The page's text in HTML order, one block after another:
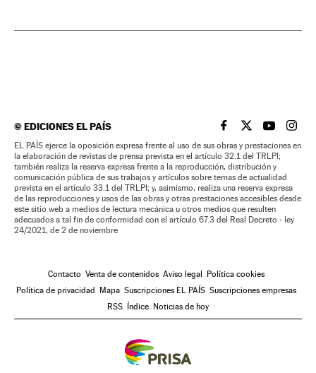
©EDICIONES EL PAÍS EL PAÍS BRASIL EN
EL PAÍSEL PAÍS
EL
EL PAÍS ejerce la oposición expresa frente al uso de sus obras y prestaciones en
la elaboración de revistas de prensa prevista en el artículo 32.1 del TRLPI;
también realiza la reserva expresa frente a la reproducción, distribución y
comunicación pública de sus trabajos y artículos sobre temas de actualidad
prevista en el artículo 33.1 del TRLPI; y, asimismo, realiza una reserva expresa
de las reproducciones y usos de las obras y otras prestaciones accesibles desde
este sitio web a medios de lectura mecánica u otros medios que resulten
adecuados a tal fin de conformidad con el artículo 67.3 del Real Decreto - ley
24/2021, de 2 de noviembre
Contacto Venta de contenidos Aviso legal
Política cookies
Política de privacidad
Mapa Suscripciones EL PAÍS Suscripciones empresas
RSS
Índice Noticias de hoy